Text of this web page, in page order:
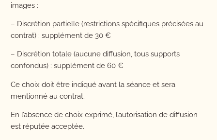
images :
– Discrétion partielle (restrictions spécifiques précisées au
contrat) : supplément de 30 €
– Discrétion totale (aucune diffusion, tous supports
confondus) : supplément de 60 €
Ce choix doit être indiqué avant la séance et sera
mentionné au contrat.
En l’absence de choix exprimé, l’autorisation de diffusion
est réputée acceptée.